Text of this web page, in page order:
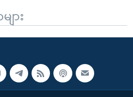
ျား